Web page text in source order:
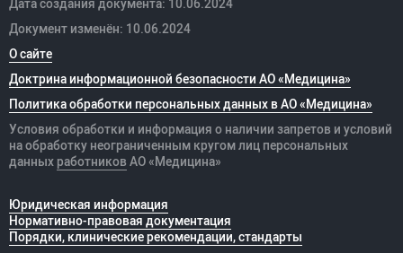
Дата создания документа: 10.06.2024
Документ изменён: 10.06.2024
О сайте
Доктрина информационной безопасности АО «Медицина»
Политика обработки персональных данных в АО «Медицина»
Условия обработки и информация о наличии запретов и условий
на обработку неограниченным кругом лиц персональных
данных работников АО «Медицина»
Юридическая информация
Нормативно-правовая документация
Порядки, клинические рекомендации, стандарты